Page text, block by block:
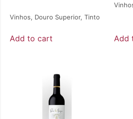
Vinhos, Douro Superior, Tinto
Add to cart Add